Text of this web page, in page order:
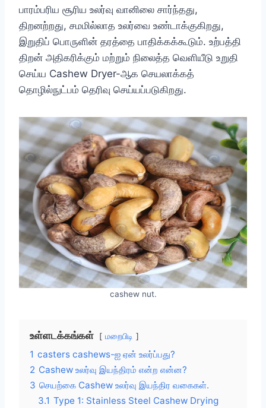
பாரம்பரிய சூரிய உலர்வு வானிலை சார்ந்தது,
திறனற்றது, சமமில்லாத உலர்வை உண்டாக்குகிறது,
இறுதிப் பொருளின் தரத்தை பாதிக்கக்கூடும். உற்பத்தி
திறன் அதிகரிக்கும் மற்றும் நிலைத்த வெளியீடு உறுதி
செய்ய Cashew Dryer-ஆக செயலாக்கத்
தொழில்நுட்பம் தெரிவு செய்யப்படுகிறது.
cashew nut.
உள்ளடக்கங்கள் மறைபிடி
1 casters cashews-ஐ ஏன் உலர்ப்பது?
2
3 செயற்கை Cashew உலர்வு இயந்திர வகைகள்.
3.1 Type 1: Stainless Steel Cashew Drying